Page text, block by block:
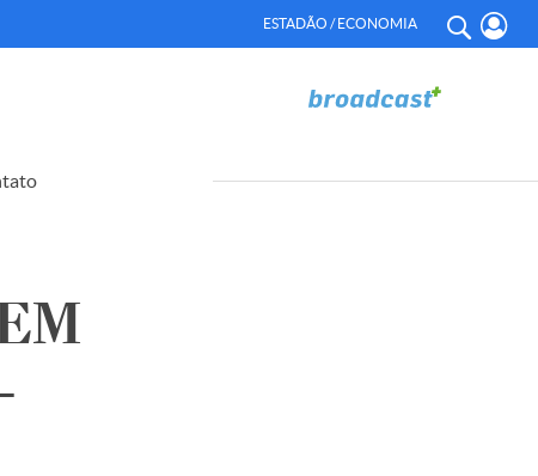
ESTADÃO / ECONOMIA